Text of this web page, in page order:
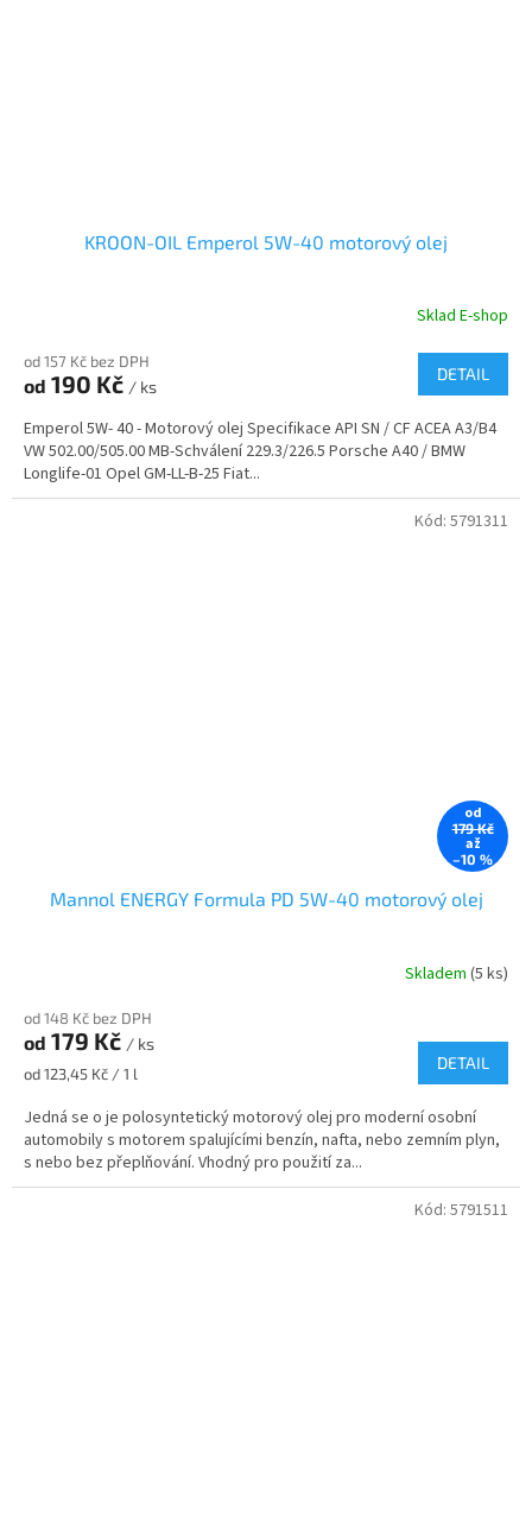
KROON-OIL Emperol 5W-40 motorový olej
Sklad E-shop
od 157 Kč bez DPH
od 190 Kč / ks
DETAIL
Emperol 5W- 40 - Motorový olej Specifikace API SN / CF ACEA A3/B4
VW 502.00/505.00 MB-Schválení 229.3/226.5 Porsche A40 / BMW
Longlife-01 Opel GM-LL-B-25 Fiat...
od
179 Kč
až
–10 %
Mannol ENERGY Formula PD 5W-40 motorový olej
Skladem (5 ks)
od 148 Kč bez DPH
od 179 Kč / ks
Měrná
od 123,45 Kč / 1 l
DETAIL
Jedná se o je polosyntetický motorový olej pro moderní osobní
automobily s motorem spalujícími benzín, nafta, nebo zemním plyn,
s nebo bez přeplňování. Vhodný pro použití za...
Kód: 5791311
Kód: 5791511